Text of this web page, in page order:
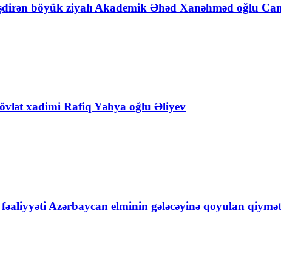
böyük ziyalı Akademik Əhəd Xanəhməd oğlu
xadimi Rafiq Yəhya oğlu Əliyev
Azərbaycan elminin gələcəyinə qoyulan